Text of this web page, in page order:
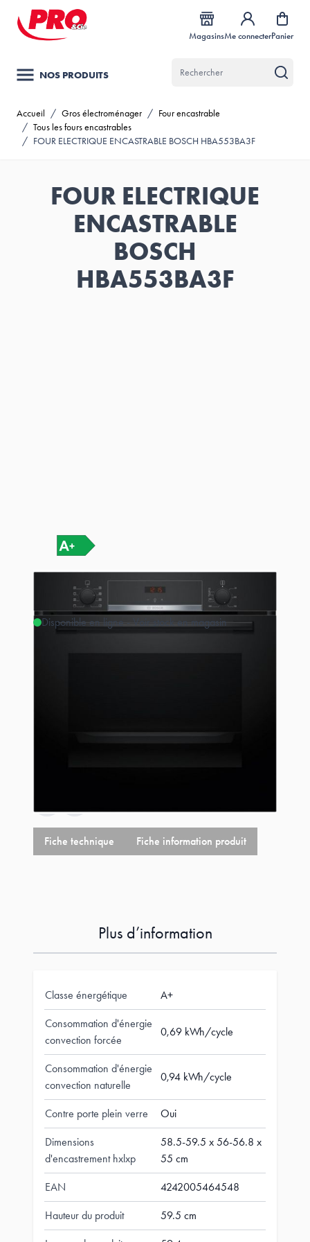
Allez au contenu
MagasinsMe connecterPanier
NOS PRODUITS
Accueil / Gros électroménager / Four encastrable
/ Tous les fours encastrables
/ FOUR ELECTRIQUE ENCASTRABLE BOSCH HBA553BA3F
FOUR ELECTRIQUE
ENCASTRABLE
BOSCH
HBA553BA3F
Disponible en ligne - Voir stock en magasin
Estimer les frais de port
Fiche technique Fiche information produit
Plus d’information
Classe énergétique A+
Consommation d'énergie
convection forcée
0,69 kWh/cycle
Consommation d'énergie
convection naturelle
0,94 kWh/cycle
Contre porte plein verre Oui
Dimensions
d'encastrement hxlxp
58.5-59.5 x 56-56.8 x
55 cm
EAN 4242005464548
Hauteur du produit 59.5 cm